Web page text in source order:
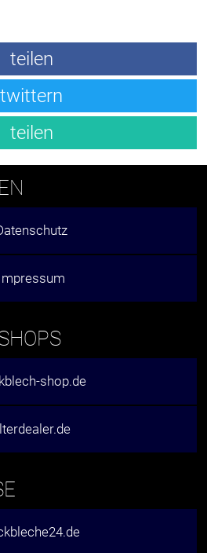
teilen
twittern
teilen
shop.de